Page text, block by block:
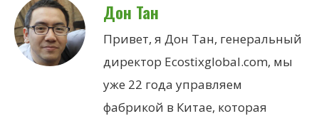
Дон Тан
Привет, я Дон Тан, генеральный
директор Ecostixglobal.com, мы
уже 22 года управляем
фабрикой в Китае, которая